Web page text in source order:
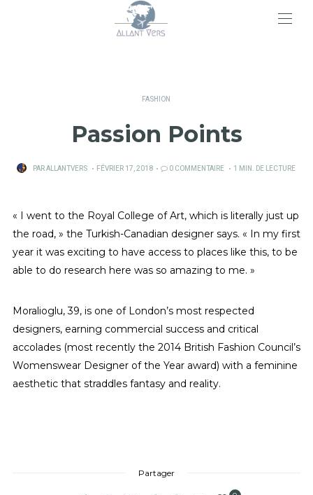
FASHION
Passion Points
PARALLANTVERS
PUBLIÉ
FÉVRIER 17, 2018 0 COMMENTAIRE 1 MIN. DE LECTURE
« I went to the Royal College of Art, which is literally just up
the road, » the Turkish-Canadian designer says. « In my first
year it was exciting to have access to places like this, to be
able to do research here was so amazing to me. »
Moralioglu, 39, is one of London’s most respected
designers, earning commercial success and critical
accolades (most recently the 2014 British Fashion Council’s
Womenswear Designer of the Year award) with a feminine
aesthetic that straddles fantasy and reality.
Partager